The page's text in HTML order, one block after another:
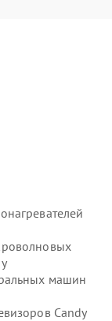
машин
Candy